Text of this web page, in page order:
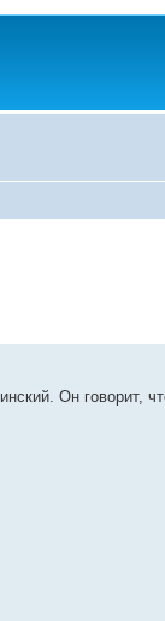
Он говорит,